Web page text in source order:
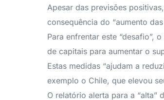
Apesar das previsões
consequência do “aumento
Para enfrentar este “desafio”,
de capitais para aumentar o
Estas medidas “ajudam a
exemplo o Chile, que elevou
O relatório alerta para a